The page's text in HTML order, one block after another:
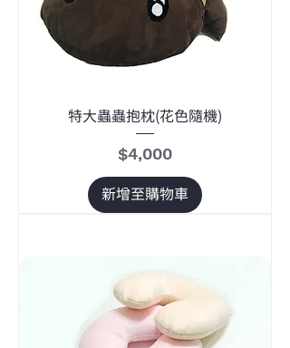
特大蟲蟲抱枕(花色隨機)
價格
$4,000
新增至購物車